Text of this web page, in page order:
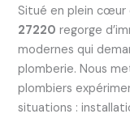
Situé en plein cœur
27220 regorge
modernes qui
plomberie. Nous
plombiers
situations :